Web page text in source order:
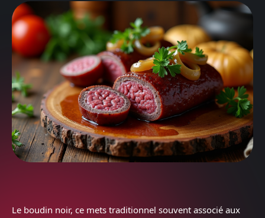
Le boudin noir, ce mets traditionnel souvent associé aux